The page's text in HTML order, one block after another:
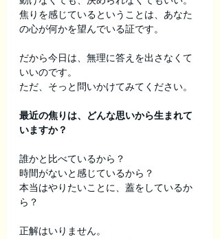
焦りを感じているということは、あなた
の心が何かを望んでいる証です。
だから今日は、無理に答えを出さなくて
いいのです。
ただ、そっと問いかけてみてください。
最近の焦りは、どんな思いから生まれて
いますか？
誰かと比べているから？
時間がないと感じているから？
本当はやりたいことに、蓋をしているか
ら？
正解はいりません。